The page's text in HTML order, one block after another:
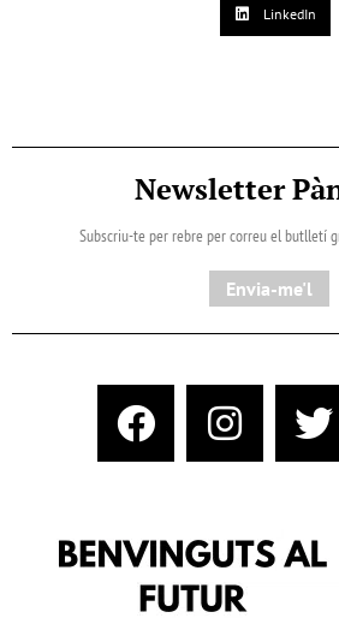
LinkedIn
Newsletter
Subscriu-te per rebre per correu el butlletí
Envia-me'l